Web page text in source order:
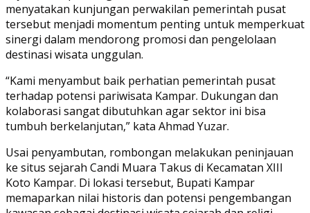
menyatakan kunjungan perwakilan pemerintah pusat
tersebut menjadi momentum penting untuk memperkuat
sinergi dalam mendorong promosi dan pengelolaan
destinasi wisata unggulan.
“Kami menyambut baik perhatian pemerintah pusat
terhadap potensi pariwisata Kampar. Dukungan dan
kolaborasi sangat dibutuhkan agar sektor ini bisa
tumbuh berkelanjutan,” kata Ahmad Yuzar.
Usai penyambutan, rombongan melakukan peninjauan
ke situs sejarah Candi Muara Takus di Kecamatan XIII
Koto Kampar. Di lokasi tersebut, Bupati Kampar
memaparkan nilai historis dan potensi pengembangan